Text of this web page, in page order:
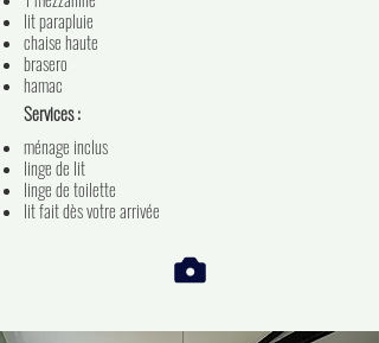
lit parapluie
chaise haute
brasero
hamac
Services :
ménage inclus
linge de lit
linge de toilette
lit fait dès votre arrivée